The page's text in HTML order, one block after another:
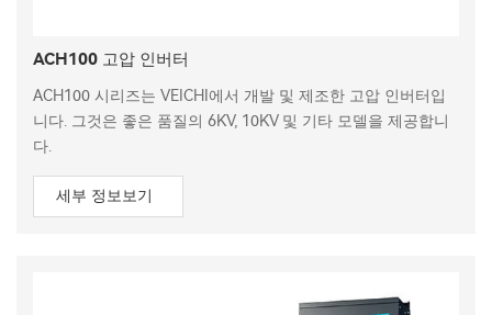
ACH100 고압 인버터
ACH100 시리즈는 VEICHI에서 개발 및 제조한 고압 인버터입
니다. 그것은 좋은 품질의 6KV, 10KV 및 기타 모델을 제공합니
다.
세부 정보보기